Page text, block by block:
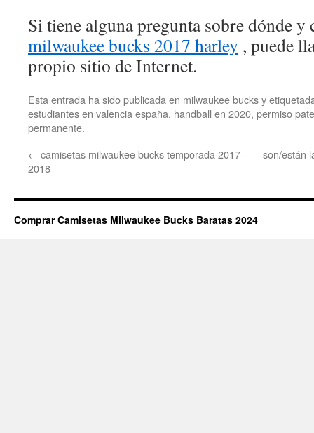
Si tiene alguna pregunta sobre dónde
milwaukee bucks 2017 harley , puede
propio sitio de Internet.
Esta entrada ha sido publicada en milwaukee bucksy
estudiantes en valencia españa, handball en 2020, permiso
permanente.
← camisetas milwaukee bucks temporada 2017-
2018
son/están
Comprar Camisetas Milwaukee Bucks Baratas 2024